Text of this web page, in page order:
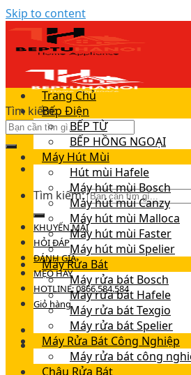
Skip to content
Tìm kiếm:
Tìm kiếm:
KHUYẾN MÃI
HỎI ĐÁP
ĐÁNH GIÁ
MẸO HAY
HOTLINE: 0866.584.584
Giỏ hàng
Trang Chủ
Bếp Điện
BẾP TỪ
BẾP HỒNG NGOẠI
Máy Hút Mùi
Hút mùi Hafele
Máy hút mùi Bosch
Máy hút mùi Canzy
Máy hút mùi Malloca
Máy hút mùi Faster
Máy hút mùi Spelier
Máy Rửa Bát
Máy rửa bát Bosch
Máy rửa bát Hafele
Máy rửa bát Texgio
Máy rửa bát Spelier
Máy Rửa Bát Công Nghiệp
Máy rửa bát công
Chậu Rửa Bát